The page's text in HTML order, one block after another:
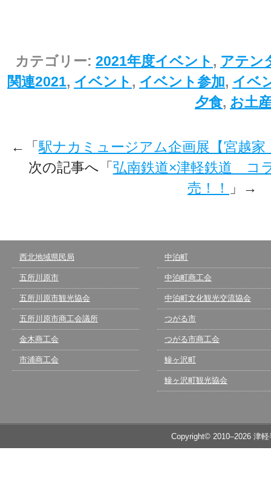
カテゴリー: 2021年度イベント , アテン
関連2021, イベント , イベント参加, イベ
夕食, お土
←「駅ナカミュージアム企画展【宮越家
次の記事へ「弘南鉄道×津軽鉄道 コ
売！！
」→
西北地域県民局
五所川原市
五所川原市観光協会
五所川原市商工会議所
金木商工会
市浦商工会
中泊町
中泊町商工会
中泊町文化観光交流協会
つがる市
つがる市商工会
鰺ヶ沢町
鰺ヶ沢町観光協会
Copyright© 2010–2026 津